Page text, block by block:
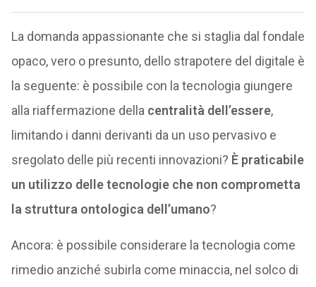
La domanda appassionante che si staglia dal fondale
opaco, vero o presunto, dello strapotere del digitale è
la seguente: è possibile con la tecnologia giungere
alla riaffermazione della centralità dell’essere,
limitando i danni derivanti da un uso pervasivo e
sregolato delle più recenti innovazioni? È praticabile
un utilizzo delle tecnologie che non comprometta
la struttura ontologica dell’umano?
Ancora: è possibile considerare la tecnologia come
rimedio anziché subirla come minaccia, nel solco di